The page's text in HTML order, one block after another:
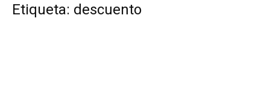
Etiqueta: descuento